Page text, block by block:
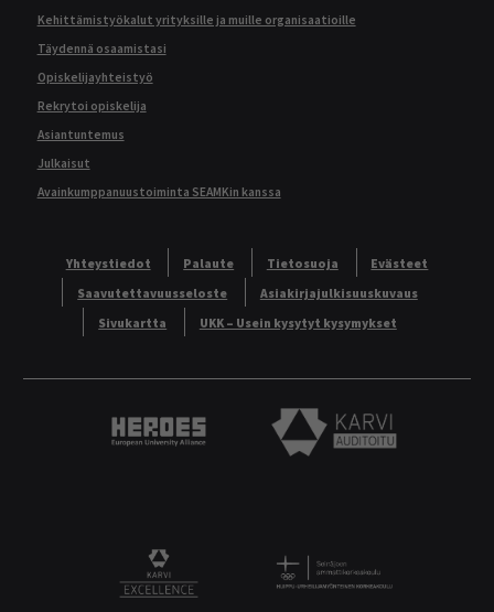
Kehittämistyökalut yrityksille ja muille organisaatioille
Täydennä osaamistasi
Opiskelijayhteistyö
Rekrytoi opiskelija
Asiantuntemus
Julkaisut
Avainkumppanuustoiminta SEAMKin kanssa
Yhteystiedot Palaute Tietosuoja
Evästeet
Saavutettavuusseloste
Asiakirjajulkisuuskuvaus
Sivukartta
UKK – Usein kysytyt kysymykset
Heroes European University Alliance logo
Karvi Auditoitu logo
KARVI Excellence logo.Logo